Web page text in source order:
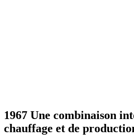
1967 Une combinaison
chauffage et de